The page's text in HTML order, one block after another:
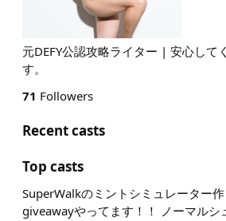
元DEFY公認攻略ライター | 安心して
す。
71 Followers
Recent casts
Top casts
SuperWalkのミントシミュレーター
giveawayやってます！！ ノーマルシ